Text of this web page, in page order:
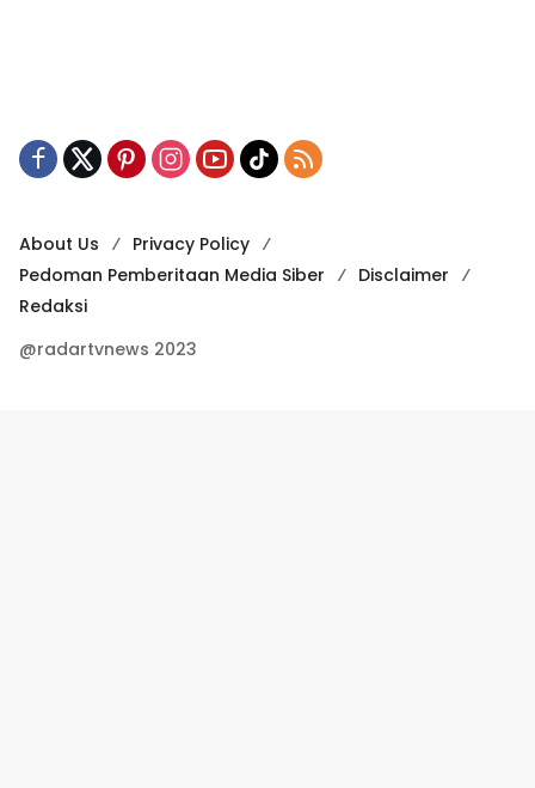
About Us
Privacy Policy
Pedoman Pemberitaan Media Siber
Disclaimer
Redaksi
@radartvnews 2023